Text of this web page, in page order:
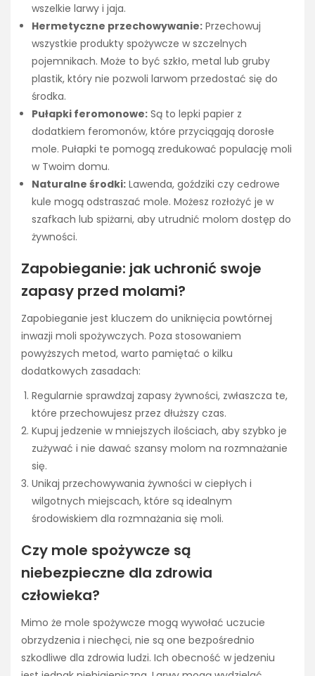
wszelkie larwy i jaja.
Hermetyczne przechowywanie: Przechowuj
wszystkie produkty spożywcze w szczelnych
pojemnikach. Może to być szkło, metal lub gruby
plastik, który nie pozwoli larwom przedostać się do
środka.
Pułapki feromonowe: Są to lepki papier z
dodatkiem feromonów, które przyciągają dorosłe
mole. Pułapki te pomogą zredukować populację moli
w Twoim domu.
Naturalne środki: Lawenda, goździki czy cedrowe
kule mogą odstraszać mole. Możesz rozłożyć je w
szafkach lub spiżarni, aby utrudnić molom dostęp do
żywności.
Zapobieganie: jak uchronić swoje
zapasy przed molami?
Zapobieganie jest kluczem do uniknięcia powtórnej
inwazji moli spożywczych. Poza stosowaniem
powyższych metod, warto pamiętać o kilku
dodatkowych zasadach:
Regularnie sprawdzaj zapasy żywności, zwłaszcza te,
które przechowujesz przez dłuższy czas.
Kupuj jedzenie w mniejszych ilościach, aby szybko je
zużywać i nie dawać szansy molom na rozmnażanie
się.
Unikaj przechowywania żywności w ciepłych i
wilgotnych miejscach, które są idealnym
środowiskiem dla rozmnażania się moli.
Czy mole spożywcze są
niebezpieczne dla zdrowia
człowieka?
Mimo że mole spożywcze mogą wywołać uczucie
obrzydzenia i niechęci, nie są one bezpośrednio
szkodliwe dla zdrowia ludzi. Ich obecność w jedzeniu